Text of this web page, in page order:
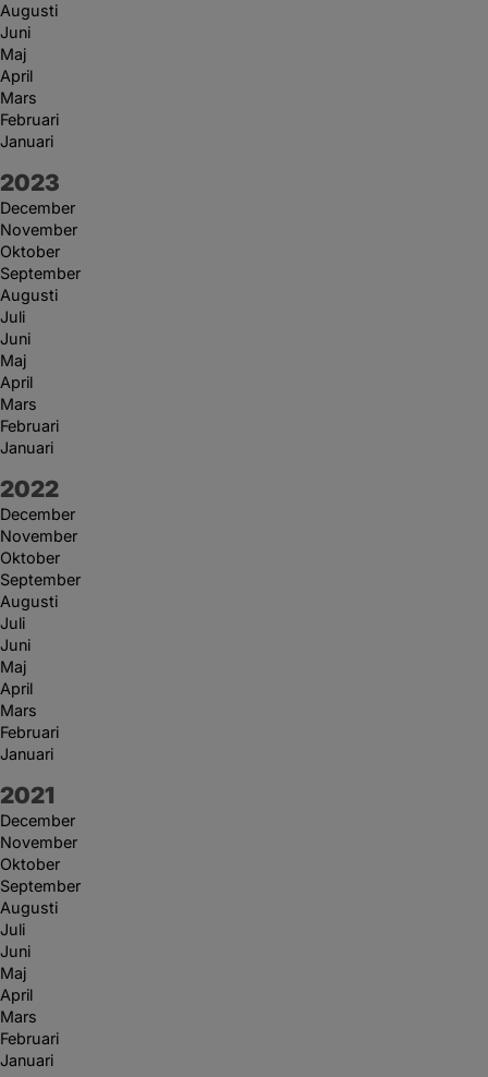
Augusti
Juni
Maj
April
Mars
Februari
Januari
År:
2023
December
November
Oktober
September
Augusti
Juli
Juni
Maj
April
Mars
Februari
Januari
År:
2022
December
November
Oktober
September
Augusti
Juli
Juni
Maj
April
Mars
Februari
Januari
År:
2021
December
November
Oktober
September
Augusti
Juli
Juni
Maj
April
Mars
Februari
Januari